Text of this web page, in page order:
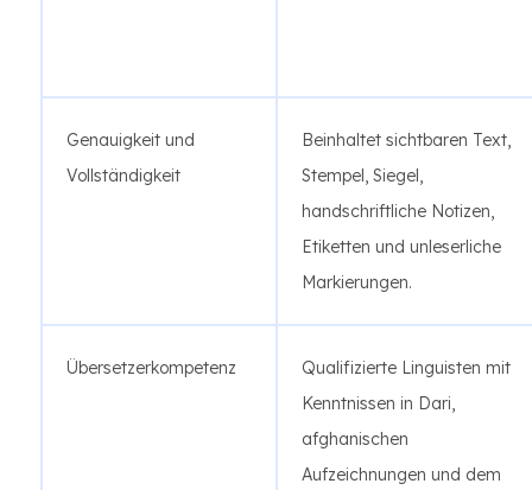
Genauigkeit und
Vollständigkeit
Beinhaltet sichtbaren Text,
Stempel, Siegel,
handschriftliche Notizen,
Etiketten und unleserliche
Markierungen.
Übersetzerkompetenz
Qualifizierte Linguisten mit
Kenntnissen in Dari,
afghanischen
Aufzeichnungen und dem